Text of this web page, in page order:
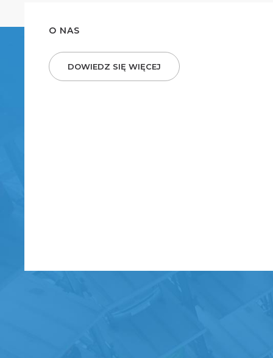
O NAS
DOWIEDZ SIĘ WIĘCEJ